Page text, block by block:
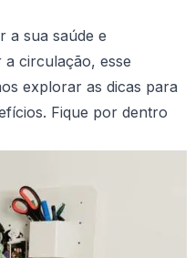
a sua saúde e
circulação, esse
explorar as dicas para
Fique por dentro